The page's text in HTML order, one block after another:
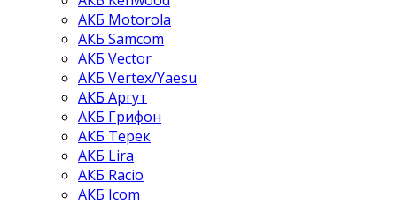
АКБ Motorola
АКБ Samcom
АКБ Vector
АКБ Vertex/Yaesu
АКБ Аргут
АКБ Грифон
АКБ Терек
АКБ Lira
АКБ Racio
АКБ Icom